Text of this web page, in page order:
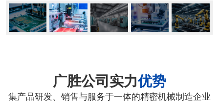
广胜公司实力优势
集产品研发、销售与服务于一体的精密机械制造企业